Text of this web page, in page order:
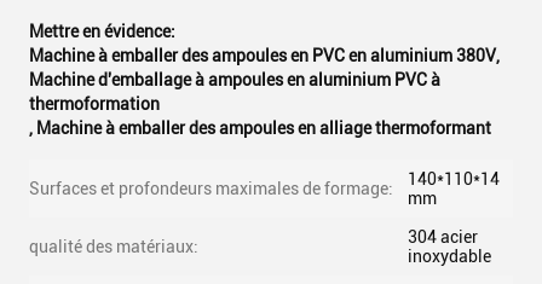
Mettre en évidence:
Machine à emballer des ampoules en PVC en aluminium 380V,
Machine d'emballage à ampoules en aluminium PVC à
thermoformation
, Machine à emballer des ampoules en alliage thermoformant
Surfaces et profondeurs maximales de formage:
140*110*14
mm
qualité des matériaux:
304 acier
inoxydable